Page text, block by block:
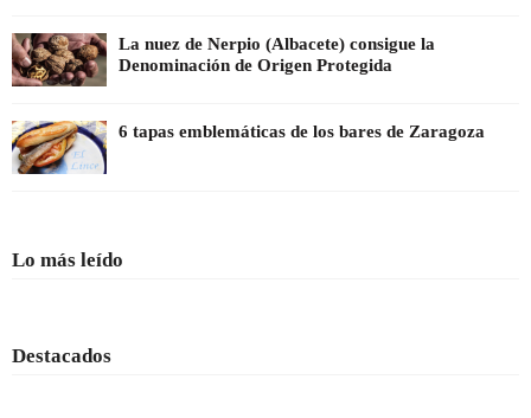
La nuez de Nerpio (Albacete) consigue la
Denominación de Origen Protegida
6 tapas emblemáticas de los bares de Zaragoza
Lo más leído
Destacados